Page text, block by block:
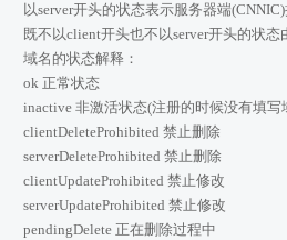
以server开头的状态表示服务器端
既不以client开头也不以server开头的状态
域名的状态解释：
ok 正常状态
inactive 非激活状态(注册的时候没有填
clientDeleteProhibited 禁止删除
serverDeleteProhibited 禁止删除
clientUpdateProhibited 禁止修改
serverUpdateProhibited 禁止修改
pendingDelete 正在删除过程中